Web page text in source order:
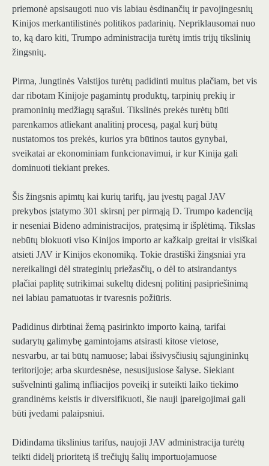
priemonė apsisaugoti nuo vis labiau ėsdinančių ir pavojingesnių
Kinijos merkantilistinės politikos padarinių. Nepriklausomai nuo
to, ką daro kiti, Trumpo administracija turėtų imtis trijų tikslinių
žingsnių.
Pirma, Jungtinės Valstijos turėtų padidinti muitus plačiam, bet vis
dar ribotam Kinijoje pagamintų produktų, tarpinių prekių ir
pramoninių medžiagų sąrašui. Tikslinės prekės turėtų būti
parenkamos atliekant analitinį procesą, pagal kurį būtų
nustatomos tos prekės, kurios yra būtinos tautos gynybai,
sveikatai ar ekonominiam funkcionavimui, ir kur Kinija gali
dominuoti tiekiant prekes.
Šis žingsnis apimtų kai kurių tarifų, jau įvestų pagal JAV
prekybos įstatymo 301 skirsnį per pirmąją D. Trumpo kadenciją
ir neseniai Bideno administracijos, pratęsimą ir išplėtimą. Tikslas
nebūtų blokuoti viso Kinijos importo ar kažkaip greitai ir visiškai
atsieti JAV ir Kinijos ekonomiką. Tokie drastiški žingsniai yra
nereikalingi dėl strateginių priežasčių, o dėl to atsirandantys
plačiai paplitę sutrikimai sukeltų didesnį politinį pasipriešinimą
nei labiau pamatuotas ir tvaresnis požiūris.
Padidinus dirbtinai žemą pasirinkto importo kainą, tarifai
sudarytų galimybę gamintojams atsirasti kitose vietose,
nesvarbu, ar tai būtų namuose; labai išsivysčiusių sąjungininkų
teritorijoje; arba skurdesnėse, nesusijusiose šalyse. Siekiant
sušvelninti galimą infliacijos poveikį ir suteikti laiko tiekimo
grandinėms keistis ir diversifikuoti, šie nauji įpareigojimai gali
būti įvedami palaipsniui.
Didindama tikslinius tarifus, naujoji JAV administracija turėtų
teikti didelį prioritetą iš trečiųjų šalių importuojamuose